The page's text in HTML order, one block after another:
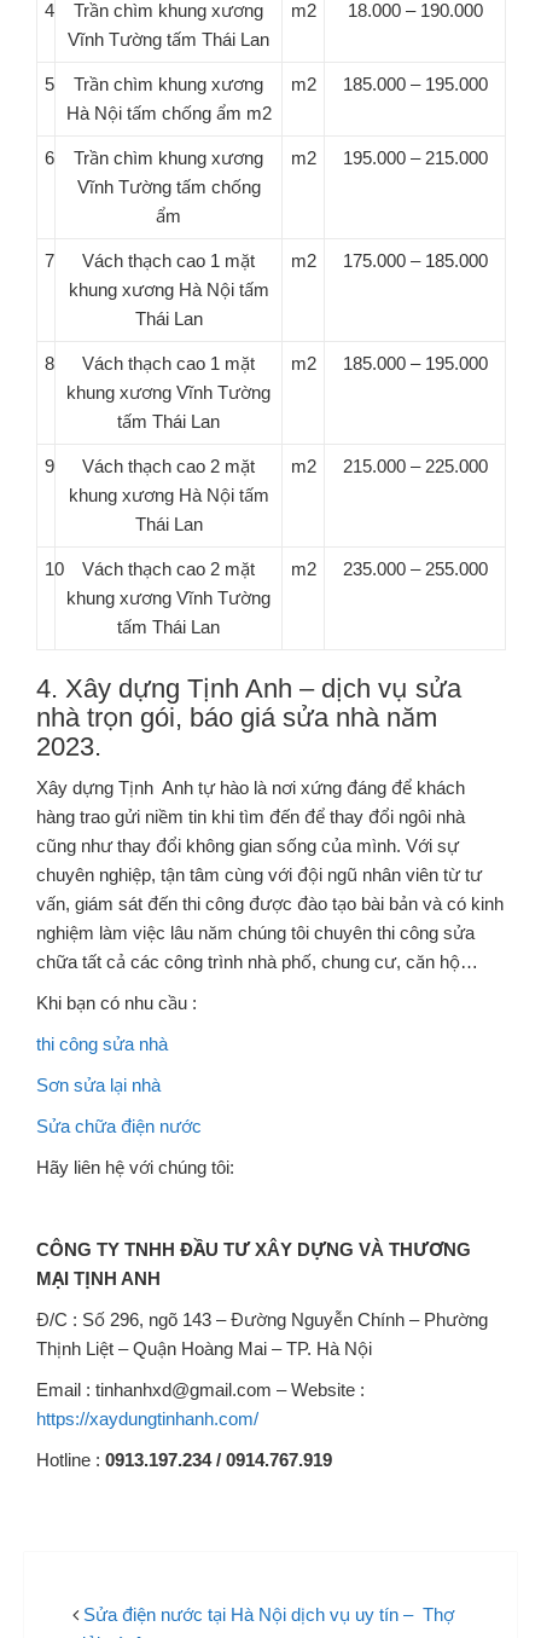
4
Trần chìm khung xương
Vĩnh Tường tấm Thái Lan
m2 18.000 – 190.000
5
Trần chìm khung xương
Hà Nội tấm chống ẩm m2
m2 185.000 – 195.000
6
Trần chìm khung xương
Vĩnh Tường tấm chống
ẩm
m2 195.000 – 215.000
7
Vách thạch cao 1 mặt
khung xương Hà Nội tấm
Thái Lan
m2 175.000 – 185.000
8
Vách thạch cao 1 mặt
khung xương Vĩnh Tường
tấm Thái Lan
m2 185.000 – 195.000
9
Vách thạch cao 2 mặt
khung xương Hà Nội tấm
Thái Lan
m2 215.000 – 225.000
10
Vách thạch cao 2 mặt
khung xương Vĩnh Tường
tấm Thái Lan
m2 235.000 – 255.000
4. Xây dựng Tịnh Anh – dịch vụ sửa
nhà trọn gói, báo giá sửa nhà năm
2023.
Xây dựng Tịnh Anh tự hào là nơi xứng đáng để khách
hàng trao gửi niềm tin khi tìm đến để thay đổi ngôi nhà
cũng như thay đổi không gian sống của mình. Với sự
chuyên nghiệp, tận tâm cùng với đội ngũ nhân viên từ tư
vấn, giám sát đến thi công được đào tạo bài bản và có kinh
nghiệm làm việc lâu năm chúng tôi chuyên thi công sửa
chữa tất cả các công trình nhà phố, chung cư, căn hộ…
Khi bạn có nhu cầu :
thi công sửa nhà
Sơn sửa lại nhà
Sửa chữa điện nước
Hãy liên hệ với chúng tôi:
CÔNG TY TNHH ĐẦU TƯ XÂY DỰNG VÀ THƯƠNG
MẠI TỊNH ANH
Đ/C : Số 296, ngõ 143 – Đường Nguyễn Chính – Phường
Thịnh Liệt – Quận Hoàng Mai – TP. Hà Nội
Email : tinhanhxd@gmail.com – Website :
https://xaydungtinhanh.com/
Hotline : 0913.197.234 / 0914.767.919
Sửa điện nước tại Hà Nội dịch vụ uy tín – Thợ